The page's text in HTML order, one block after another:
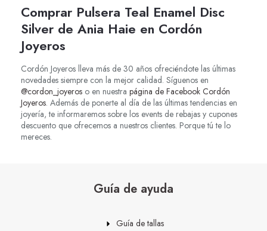
Comprar Pulsera Teal Enamel Disc
Silver de Ania Haie en Cordón
Joyeros
Cordón Joyeros lleva más de 30 años ofreciéndote las últimas
novedades siempre con la mejor calidad. Síguenos en
@cordon_joyeros o en nuestra página de Facebook Cordón
Joyeros. Además de ponerte al día de las últimas tendencias en
joyería, te informaremos sobre los events de rebajas y cupones
descuento que ofrecemos a nuestros clientes. Porque tú te lo
mereces.
Guía de ayuda
Guía de tallas